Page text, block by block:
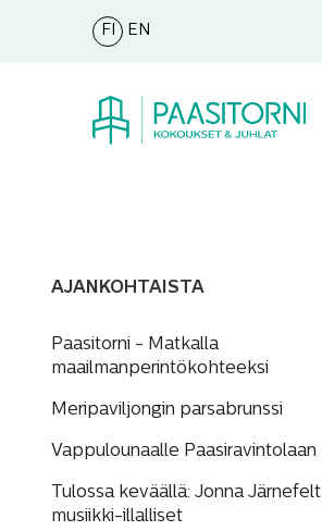
FI EN
AJANKOHTAISTA
Paasitorni - Matkalla
maailmanperintökohteeksi
Meripaviljongin parsabrunssi
Vappulounaalle Paasiravintolaan
Tulossa keväällä: Jonna Järnefelt
musiikki-illalliset